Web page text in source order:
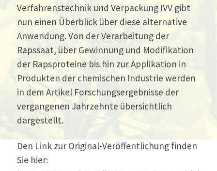
Verfahrenstechnik und Verpackung IVV gibt
nun einen Überblick über diese alternative
Anwendung. Von der Verarbeitung der
Rapssaat, über Gewinnung und Modifikation
der Rapsproteine bis hin zur Applikation in
Produkten der chemischen Industrie werden
in dem Artikel Forschungsergebnisse der
vergangenen Jahrzehnte übersichtlich
dargestellt.
Den Link zur Original-Veröffentlichung finden
Sie hier: